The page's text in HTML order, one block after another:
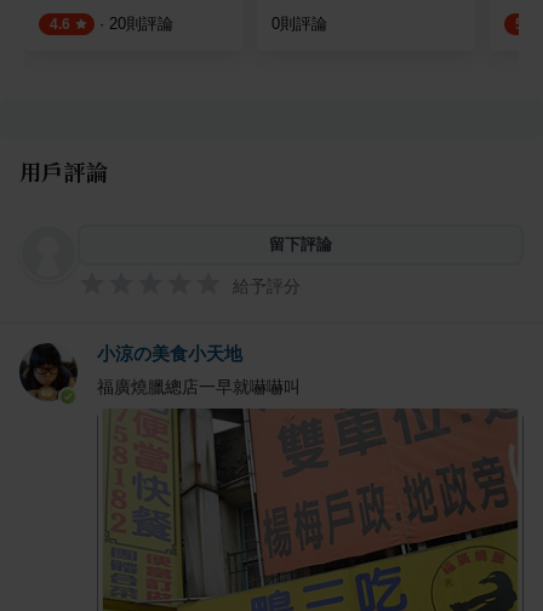
4.6 · 20則評論 0則評論 5.0
用戶評論
留下評論
給予評分
小涼の美食小天地
福廣燒臘總店一早就嚇嚇叫